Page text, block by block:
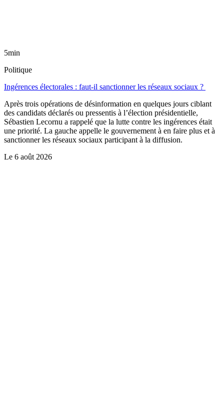
5min
Politique
Ingérences électorales : faut-il sanctionner les réseaux sociaux ?
Après trois opérations de désinformation en quelques jours ciblant
des candidats déclarés ou pressentis à l’élection présidentielle,
Sébastien Lecornu a rappelé que la lutte contre les ingérences était
une priorité. La gauche appelle le gouvernement à en faire plus et à
sanctionner les réseaux sociaux participant à la diffusion.
Le 6 août 2026